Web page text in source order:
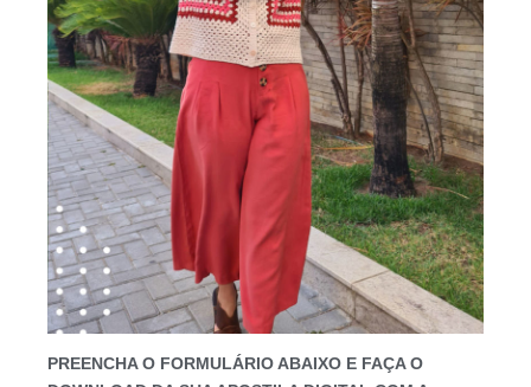
PREENCHA O FORMULÁRIO ABAIXO E FAÇA O